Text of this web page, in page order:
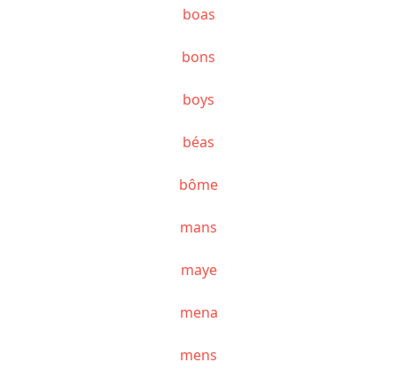
boas
bons
boys
béas
bôme
mans
maye
mena
mens